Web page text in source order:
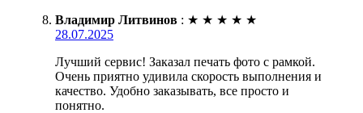
Владимир Литвинов : ★ ★ ★ ★ ★
28.07.2025
Лучший сервис! Заказал печать фото с рамкой.
Очень приятно удивила скорость выполнения и
качество. Удобно заказывать, все просто и
понятно.